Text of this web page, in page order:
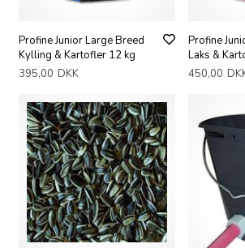
Profine Junior Large Breed
Kylling & Kartofler 12 kg
395,00 DKK
Profine
Laks &
450,00